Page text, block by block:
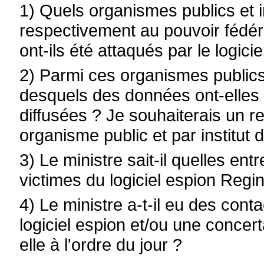
1) Quels organismes publics et
respectivement au pouvoir
ont-ils été attaqués par le
2) Parmi ces organismes
desquels des données ont-
diffusées ? Je souhaiterais un
organisme public et par institut
3) Le ministre sait-il quelles
victimes du logiciel espion
4) Le ministre a-t-il eu des
logiciel espion et/ou une
elle à l'ordre du jour ?